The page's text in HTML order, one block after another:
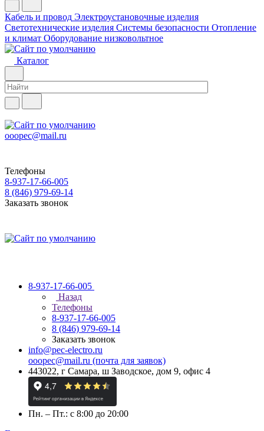
Кабель и провод Электроустановочные изделия
Светотехнические изделия Системы безопасности Отопление
и климат Оборудование низковольтное
Каталог
ooopec@mail.ru
Телефоны
8-937-17-66-005
8 (846) 979-69-14
Заказать звонок
8-937-17-66-005
Назад
Телефоны
8-937-17-66-005
8 (846) 979-69-14
Заказать звонок
info@pec-electro.ru
ooopec@mail.ru (почта для заявок)
443022, г Самара, ш Заводское, дом 9, офис 4
Пн. – Пт.: с 8:00 до 20:00